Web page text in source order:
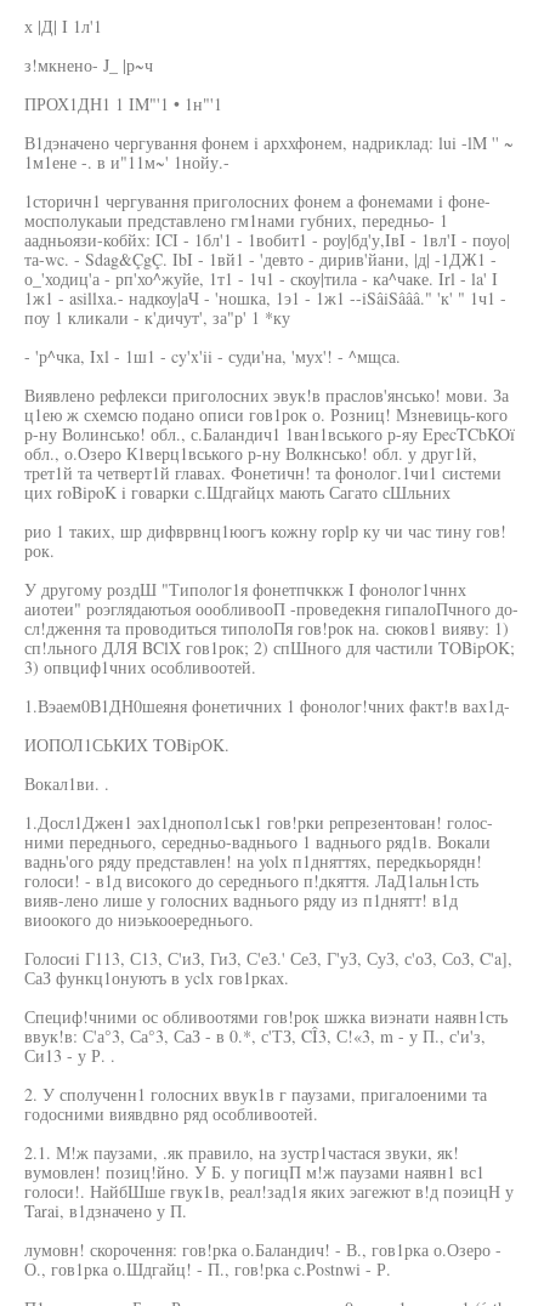
х |Д| I 1л'1
з!мкнено- J_ |р~ч
ПРОХ1ДН1 1 IM"'1 • 1н"'1
В1дэначено чергування фонем i арххфонем, надриклад: lui -lM '' ~
1м1ене -. в и"11м~' 1нойу.-
1сторичн1 чергування приголосних фонем а фонемами i фоне-
мосполукаыи представлено гм1нами губних, передньо- 1
аадньоязи-кобйх: ICI - 1бл'1 - 1вобит1 - роу|бд'у,IвI - 1вл'I - поуо|
та-wc. - Sdag&ÇgÇ. IbI - 1вй1 - 'девто - дирив'йани, |д| -1ДЖ1 -
о_'ходиц'а - рп'хо^жуйе, 1т1 - 1ч1 - скоу|тила - ка^чаке. Irl - la' I
1ж1 - asillxa.- надкоу|аЧ - 'ношка, 1э1 - 1ж1 --iSâiSâââ." 'к' " 1ч1 -
поу 1 кликали - к'дичут', за"р' 1 *ку
- 'р^чка, Ixl - 1ш1 - cy'x'ii - суди'на, 'мух'! - ^мщса.
Виявлено рефлекси приголосних эвук!в праслов'янсько! мови. За
ц1ею ж схемсю подано описи гов1рок о. Розниц! Мзневиць-кого
р-ну Волинсько! обл., с.Баландич1 1ван1вського р-яу EpecTCbKOï
обл., о.Озеро К1верц1вського р-ну Волкнсько! обл. у друг1й,
трет1й та четверт1й главах. Фонетичн! та фонолог.1чи1 системи
цих roBipoK i говарки с.Шдгайцх мають Сагато сШльних
рио 1 таких, шр дифврвнц1юогъ кожну roplp ку чи час тину гов!
рок.
У другому роздШ "Типолог1я фонетпчккж I фонолог1чннх
аиотеи" роэглядаютьоя оообливооП -проведекня гипалоПчного до-
сл!дження та проводиться типолоПя гов!рок на. сюков1 вияву: 1)
сп!льного ДЛЯ BClX гов1рок; 2) спШного для частили TOBipOK;
3) опвциф1чних особливоотей.
1.Вэаем0В1ДН0шеяня фонетичних 1 фонолог!чних факт!в вах1д-
ИОПОЛ1СЬКИХ TOBipOK.
Вокал1ви. .
1.Досл1Джен1 эах1днопол1ськ1 гов!рки репрезентован! голос-
ними переднього, середньо-ваднього 1 ваднього ряд1в. Вокали
ваднь'ого ряду представлен! на yolx п1дняттях, передкьорядн!
голоси! - в1д високого до середнього п!дкяття. ЛаД1альн1сть
вияв-лено лише у голосних ваднього ряду из п1днятт! в1д
виоокого до ниэькооереднього.
Голосиi Г113, С13, С'иЗ, ГиЗ, С'еЗ.' СеЗ, Г'уЗ, СуЗ, с'оЗ, СоЗ, C'a],
СаЗ функц1онуютъ в yclx гов1рках.
Специф!чними ос обливоотями гов!рок шжка виэнати наявн1сть
ввук!в: С'а°3, Са°3, СаЗ - в 0.*, с'ТЗ, CÎ3, С!«3, m - у П., с'и'з,
Си13 - у Р. .
2. У сполученн1 голосних ввук1в г паузами, пригалоеними та
годосними виявдвно ряд особливоотей.
2.1. М!ж паузами, .як правило, на зустр1частася звуки, як!
вумовлен! позиц!йно. У Б. у погицП м!ж паузами наявн1 вс1
голоси!. НайбШше гвук1в, реал!зад1я яких эагежют в!д поэицН у
Tarai, в1дзначено у П.
лумовн! скорочення: гов!рка о.Баландич! - В., гов1рка о.Озеро -
О., гов1рка о.Шдгайц! - П., гов!рка c.Postnwi - Р.